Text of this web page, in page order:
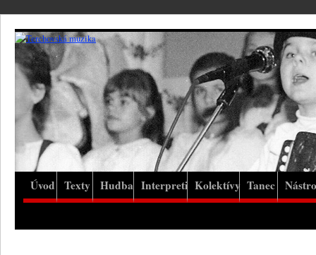
Úvod Texty Hudba Interpreti Kolektívy Tanec